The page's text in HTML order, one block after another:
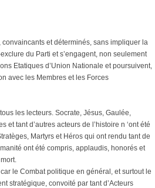
et déterminés, sans impliquer la
du Parti et s’engagent, non seulement
Etatiques d’Union Nationale et poursuivent,
avec les Membres et les Forces
les lecteurs. Socrate, Jésus, Gaulée,
tant d’autres acteurs de l’histoire n ‘ont été
Martyrs et Héros qui ont rendu tant de
ont été compris, applaudis, honorés et
le Combat politique en général, et surtout le
stratégique, convoité par tant d’Acteurs